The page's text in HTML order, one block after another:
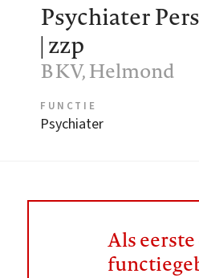
Psychiater
| zzp
BKV, Helmond
FUNCTIE
Psychiater
Als